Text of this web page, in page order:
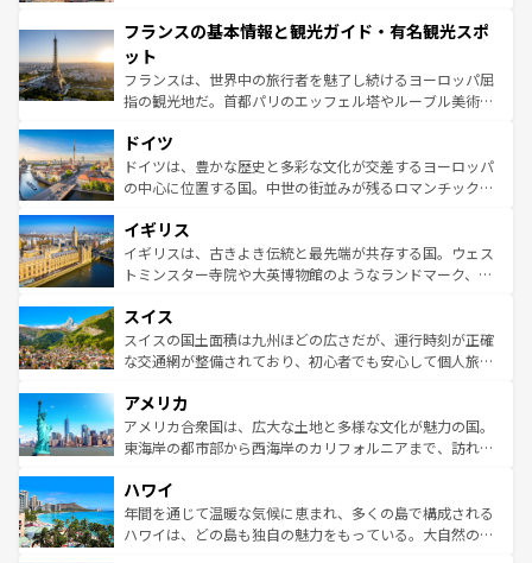
ませてくれるイタリアで、忘れられない旅をしてみよう！
なお、新着のイタリア情報は
しい。
文化が根付くこの国では、情熱的なフラメンコ、熱気あふ
れる闘牛、そして美味しいタパスが生活の一部となってい
る。首都マドリードの洗練された雰囲気や、バルセロナの
アートに溢れた街角から、地方では古代ローマ遺跡や中世
せる。地方によって風土や気候が異なるスペインはその個
性で訪れる人を魅了する。 なお、新着のスペイン情報は コ
ンテンツ一覧を参照してほしい。
フランスの基本情報と観光ガイド・有名観光スポ
ット
フランスは、世界中の旅行者を魅了し続けるヨーロッパ屈
指の観光地だ。首都パリのエッフェル塔やルーブル美術館
で、幅広い魅力が詰まっている。華麗な宮殿、歴史的な大
聖堂、美しいビーチ、そして豊かな自然が、訪れる者を心
から魅了する。また、フランスは美食の国としても知ら
いる。シャンパンの発祥地であるランス、プロヴァンスの
香り高いラベンダー畑など、多彩な楽しみ方が可能だ。さ
らに、パリ以外の地域にも魅力が溢れており、どの街角に
れる地方に足を運ぶとそれぞれで全く異なる文化を体験で
きるだろう。 なお、新着のフランス情報はコンテンツ一覧
を参照してほしい。
ドイツ
ドイツは、豊かな歴史と多彩な文化が交差するヨーロッパ
の中心に位置する国。中世の街並みが残るロマンチック街
顔を持つこの国は、どこを歩いても飽きることがない。ベ
ルリンの文化的活気、バイエルン州のアルプスの絶景、そ
してライン川沿いのワイン畑といった風景は必見。ビール
は、お酒好きな人にはぜひ体験してほしい。 なお、新着の
ドイツ情報はコンテンツ一覧を参照してほしい。
イギリス
イギリスは、古きよき伝統と最先端が共存する国。ウェス
トミンスター寺院や大英博物館のようなランドマーク、歴
リアごとに異なる魅力がある。また、優雅なアフタヌーン
ティー、ビール好きにはたまらない英国パブ、サッカー観
戦など、本場だからこそできる体験も豊富。イギリスを旅
ンツ一覧を参照してほしい。
スイス
スイスの国土面積は九州ほどの広さだが、運行時刻が正確
な交通網が整備されており、初心者でも安心して個人旅行
の建物がそのまま残る町や、スイスならではのユニークな
博物館もあり、アルプス観光だけでなく町歩きも満喫する
ことができる。国民の所得が高いため物価も高いが、旅行
ば市内交通費無料で観光を楽しむこともできる。 なお、新
着のスイス情報はコンテンツ一覧 を参照してほしい。
アメリカ
アメリカ合衆国は、広大な土地と多様な文化が魅力の国。
東海岸の都市部から西海岸のカリフォルニアまで、訪れる
のような巨大都市は、観光、ショッピング、エンターテイ
ンメントが詰まった刺激的なスポットだ。一方、アメリカ
西部には大自然が広がり、グランドキャニオンやイエロー
ハワイ
年間を通じて温暖な気候に恵まれ、多くの島で構成される
ハワイは、どの島も独自の魅力をもっている。大自然の神